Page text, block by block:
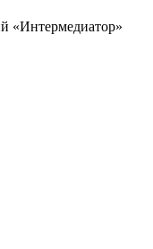
«Интермедиатор»